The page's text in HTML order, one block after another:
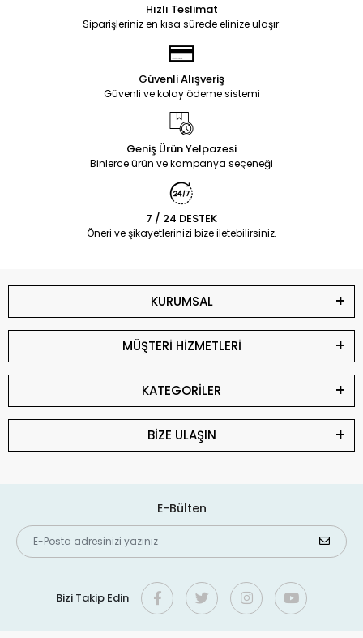
Hızlı Teslimat
Siparişleriniz en kısa sürede elinize ulaşır.
Güvenli Alışveriş
Güvenli ve kolay ödeme sistemi
Geniş Ürün Yelpazesi
Binlerce ürün ve kampanya seçeneği
7 / 24 DESTEK
Öneri ve şikayetlerinizi bize iletebilirsiniz.
KURUMSAL
MÜŞTERİ HİZMETLERİ
KATEGORİLER
BİZE ULAŞIN
E-Bülten
Bizi Takip Edin